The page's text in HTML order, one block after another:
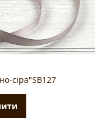
сіра"SB127